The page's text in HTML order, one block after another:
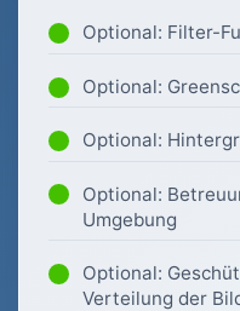
Optional: Filter-
Optional:
Optional:
Optional:
Umgebung
Optional:
Verteilung der